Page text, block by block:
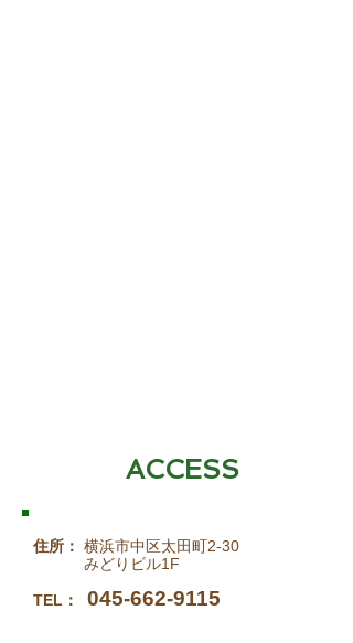
ACCESS
住所： 横浜市中区太田町2-30
みどりビル1F
TEL： 045-662-9115